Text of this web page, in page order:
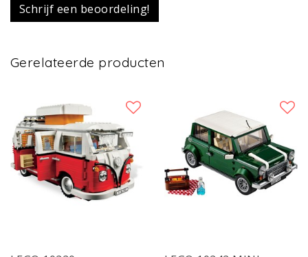
Schrijf een beoordeling!
Gerelateerde producten